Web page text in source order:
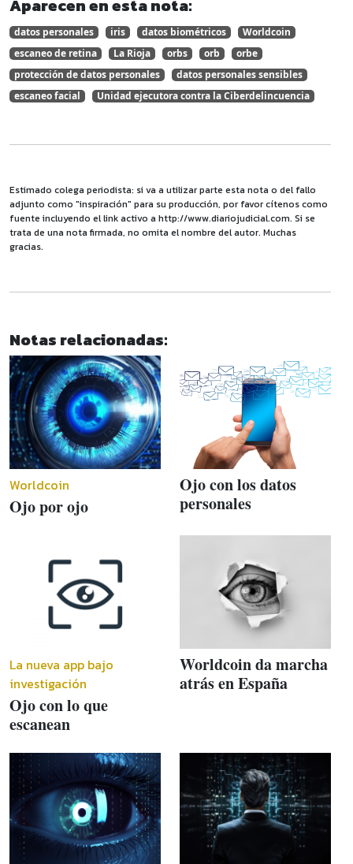
Aparecen en esta nota:
datos personales iris datos biométricos
Worldcoin
escaneo de retina
La Rioja orbs orb
orbe
protección de datos personales
datos personales sensibles
escaneo facial
Unidad ejecutora contra la Ciberdelincuencia
Estimado colega periodista: si va a utilizar parte esta nota o del fallo
adjunto como "inspiración" para su producción, por favor cítenos como
fuente incluyendo el link activo a http://www.diariojudicial.com. Si se
trata de una nota firmada, no omita el nombre del autor. Muchas
gracias.
Notas relacionadas:
Worldcoin
Ojo por ojo
Ojo con los datos
personales
La nueva app bajo
investigación
Ojo con lo que
escanean
Worldcoin da marcha
atrás en España